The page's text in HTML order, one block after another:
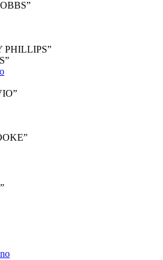
”
PHILLIPS”
”
”
”